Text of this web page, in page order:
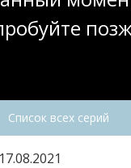
Список всех серий
17.08.2021